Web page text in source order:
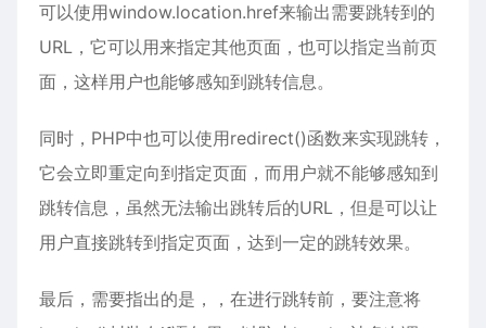
可以使用window.location.href来输出需要跳转到的
URL，它可以用来指定其他页面，也可以指定当前页
面，这样用户也能够感知到跳转信息。
同时，PHP中也可以使用redirect()函数来实现跳转，
它会立即重定向到指定页面，而用户就不能够感知到
跳转信息，虽然无法输出跳转后的URL，但是可以让
用户直接跳转到指定页面，达到一定的跳转效果。
最后，需要指出的是，，在进行跳转前，要注意将